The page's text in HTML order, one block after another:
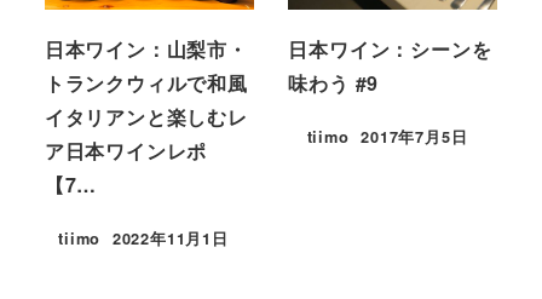
日本ワイン：山梨市・
トランクウィルで和風
イタリアンと楽しむレ
ア日本ワインレポ
【7…
tiimo 2022年11月1日
日本ワイン：シーンを
味わう #9
tiimo 2017年7月5日